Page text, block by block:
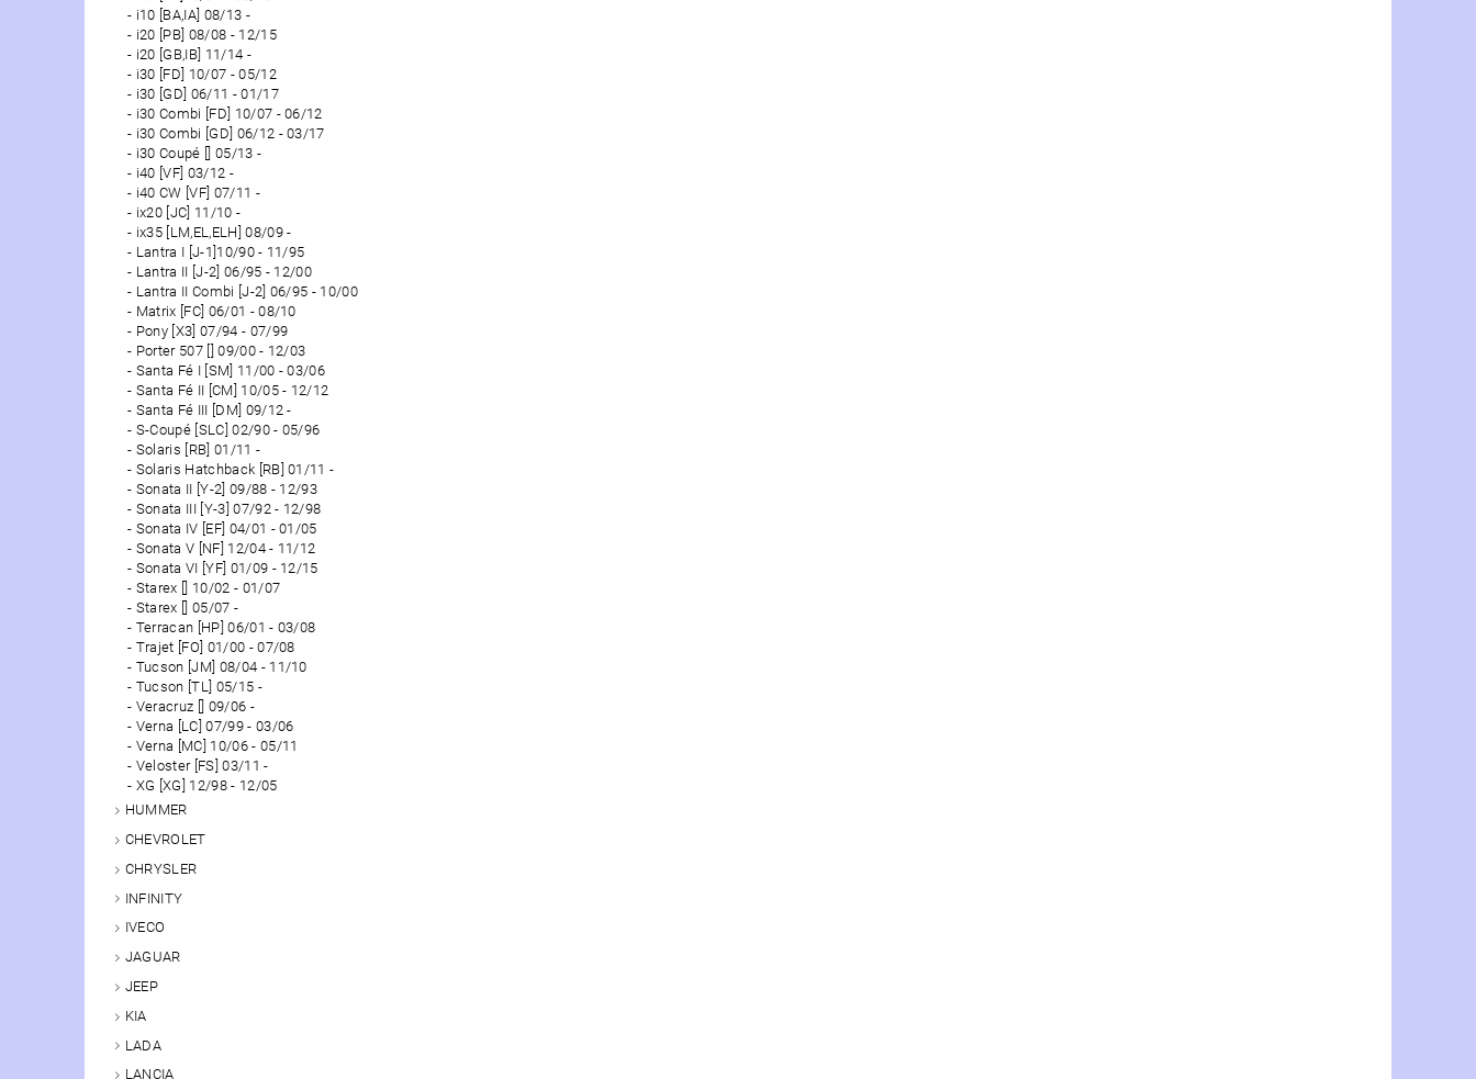
i10 [BA,IA] 08/13 -
i20 [PB] 08/08 - 12/15
i20 [GB,IB] 11/14 -
i30 [FD] 10/07 - 05/12
i30 [GD] 06/11 - 01/17
i30 Combi [FD] 10/07 - 06/12
i30 Combi [GD] 06/12 - 03/17
i30 Coupé [] 05/13 -
i40 [VF] 03/12 -
i40 CW [VF] 07/11 -
ix20 [JC] 11/10 -
ix35 [LM,EL,ELH] 08/09 -
Lantra I [J-1]10/90 - 11/95
Lantra II [J-2] 06/95 - 12/00
Lantra II Combi [J-2] 06/95 - 10/00
Matrix [FC] 06/01 - 08/10
Pony [X3] 07/94 - 07/99
Porter 507 [] 09/00 - 12/03
Santa Fé I [SM] 11/00 - 03/06
Santa Fé II [CM] 10/05 - 12/12
Santa Fé III [DM] 09/12 -
S-Coupé [SLC] 02/90 - 05/96
Solaris [RB] 01/11 -
Solaris Hatchback [RB] 01/11 -
Sonata II [Y-2] 09/88 - 12/93
Sonata III [Y-3] 07/92 - 12/98
Sonata IV [EF] 04/01 - 01/05
Sonata V [NF] 12/04 - 11/12
Sonata VI [YF] 01/09 - 12/15
Starex [] 10/02 - 01/07
Starex [] 05/07 -
Terracan [HP] 06/01 - 03/08
Trajet [FO] 01/00 - 07/08
Tucson [JM] 08/04 - 11/10
Tucson [TL] 05/15 -
Veracruz [] 09/06 -
Verna [LC] 07/99 - 03/06
Verna [MC] 10/06 - 05/11
Veloster [FS] 03/11 -
XG [XG] 12/98 - 12/05
HUMMER
CHEVROLET
CHRYSLER
INFINITY
IVECO
JAGUAR
JEEP
KIA
LADA
LANCIA